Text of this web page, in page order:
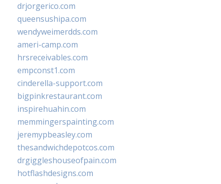
drjorgerico.com
queensushipa.com
wendyweimerdds.com
ameri-camp.com
hrsreceivables.com
empconst1.com
cinderella-support.com
bigpinkrestaurant.com
inspirehuahin.com
memmingerspainting.com
jeremypbeasley.com
thesandwichdepotcos.com
drgiggleshouseofpain.com
hotflashdesigns.com